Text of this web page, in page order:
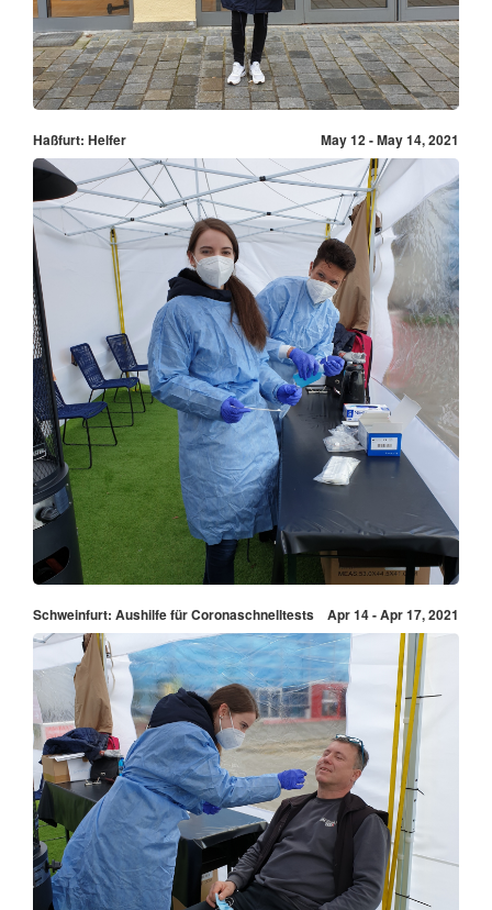
Haßfurt: Helfer May 12 - May 14, 2021
Schweinfurt: Aushilfe für Coronaschnelltests Apr 14 - Apr 17, 2021